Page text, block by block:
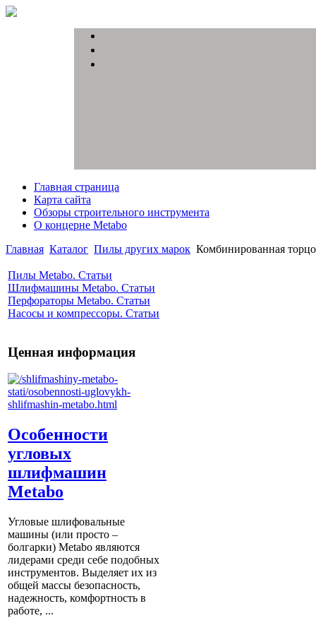
Главная страница
Карта сайта
Обзоры строительного инструмента
О концерне Metabo
Главная Каталог Пилы других марок Комбинированная
Пилы Metabo. Статьи
Шлифмашины Metabo. Статьи
Перфораторы Metabo. Статьи
Насосы и компрессоры. Статьи
Ценная информация
Особенности
угловых
шлифмашин
Metabo
Угловые шлифовальные
машины (или просто –
болгарки) Мetabo являются
лидерами среди себе подобных
инструментов. Выделяет их из
общей массы безопасность,
надежность, комфортность в
работе, ...